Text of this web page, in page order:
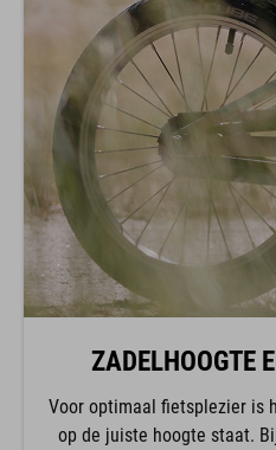
ZADELHOOGTE
Voor optimaal fietsplezier is
op de juiste hoogte staat.